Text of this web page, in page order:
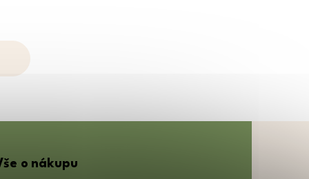
o nákupu